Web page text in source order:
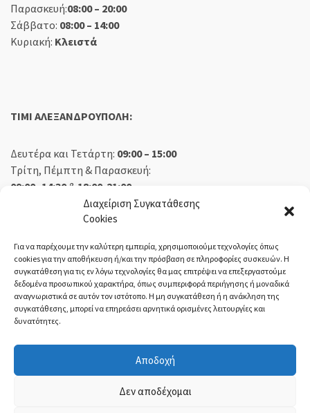
Διαχείριση Συγκατάθεσης
Cookies
Για να παρέχουμε την καλύτερη εμπειρία, χρησιμοποιούμε τεχνολογίες όπως
cookies για την αποθήκευση ή/και την πρόσβαση σε πληροφορίες συσκευών. Η
συγκατάθεση για τις εν λόγω τεχνολογίες θα μας επιτρέψει να επεξεργαστούμε
δεδομένα προσωπικού χαρακτήρα, όπως συμπεριφορά περιήγησης ή μοναδικά
αναγνωριστικά σε αυτόν τον ιστότοπο. Η μη συγκατάθεση ή η ανάκληση της
συγκατάθεσης, μπορεί να επηρεάσει αρνητικά ορισμένες λειτουργίες και
δυνατότητες.
Αποδοχή
Δεν αποδέχομαι
Παρασκευή:08:00 – 20:00
Σάββατο: 08:00 – 14:00
Κυριακή: Κλειστά
TIMI ΑΛΕΞΑΝΔΡΟΥΠΟΛΗ:
Δευτέρα και Τετάρτη: 09:00 – 15:00
Τρίτη, Πέμπτη & Παρασκευή:
09:00 -14:30 & 18:00-21:00
09:00 – 14:30
Κλειστά
ΕΚΘΕΣΗ ΟΡΕΣΤΙΑΔΑ:
Τρίτη, Πέμπτη, Παρασκευή:08:30 – 14:00 & 18:00 – 21:00